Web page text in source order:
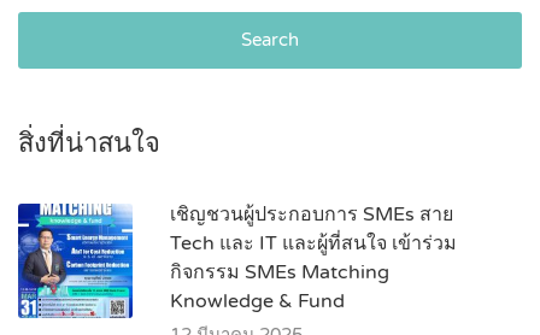
Search
สิ่งที่น่าสนใจ
เชิญชวนผู้ประกอบการ SMEs สาย
Tech และ IT และผู้ที่สนใจ เข้าร่วม
กิจกรรม SMEs Matching
Knowledge & Fund